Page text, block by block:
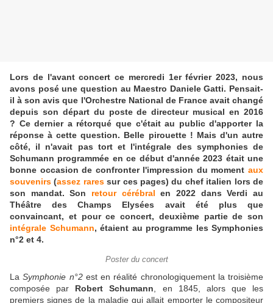
Lors de l'avant concert ce mercredi 1er février 2023, nous
avons posé une question au Maestro Daniele Gatti. Pensait-
il à son avis que l'Orchestre National de France avait changé
depuis son départ du poste de directeur musical en 2016
? Ce dernier a rétorqué que c'était au public d'apporter la
réponse à cette question. Belle pirouette ! Mais d'un autre
côté, il n'avait pas tort et l'intégrale des symphonies de
Schumann programmée en ce début d'année 2023 était une
bonne occasion de confronter l'impression du moment aux
souvenirs (assez raressur ces pages) du chef italien lors de
son mandat. Son retour cérébral en 2022 dans Verdi au
Théâtre des Champs Elysées avait été plus que
convaincant, et pour ce concert, deuxième partie de son
intégrale Schumann, étaient au programme les Symphonies
n°2 et 4.
Poster du concert
LaSymphonie n°2est en réalité chronologiquement la troisième
composée par Robert Schumann , en 1845, alors que les
premiers signes de la maladie qui allait emporter le compositeur